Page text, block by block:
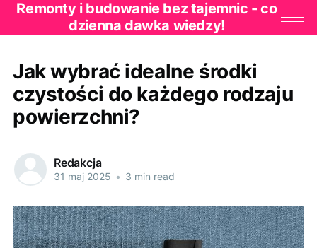
Remonty i budowanie bez tajemnic - co
dzienna dawka wiedzy!
Jak wybrać idealne środki
czystości do każdego rodzaju
powierzchni?
Redakcja
31 maj 2025 • 3 min read